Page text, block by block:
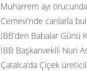
Muharrem ayı
Cemevi’nde canlarla
İBB’den Babalar Günü
İBB Başkanvekili Nuri
Çatalca’da Çiçek